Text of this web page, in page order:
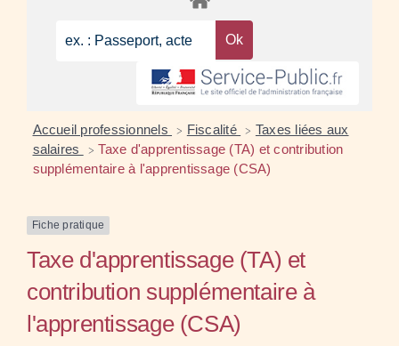
Accueil professionnels > Fiscalité > Taxes liées aux
salaires
> Taxe d'apprentissage (TA) et contribution
supplémentaire à l'apprentissage (CSA)
Fiche pratique
Taxe d'apprentissage (TA) et
contribution supplémentaire à
l'apprentissage (CSA)